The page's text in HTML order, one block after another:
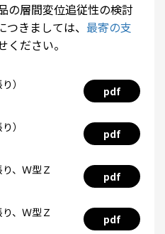
の層間変位追従性の検討
きましては、 最寄の支
ください。
）
pdf
）
pdf
、Ｗ型Ｚ
pdf
、Ｗ型Ｚ
pdf